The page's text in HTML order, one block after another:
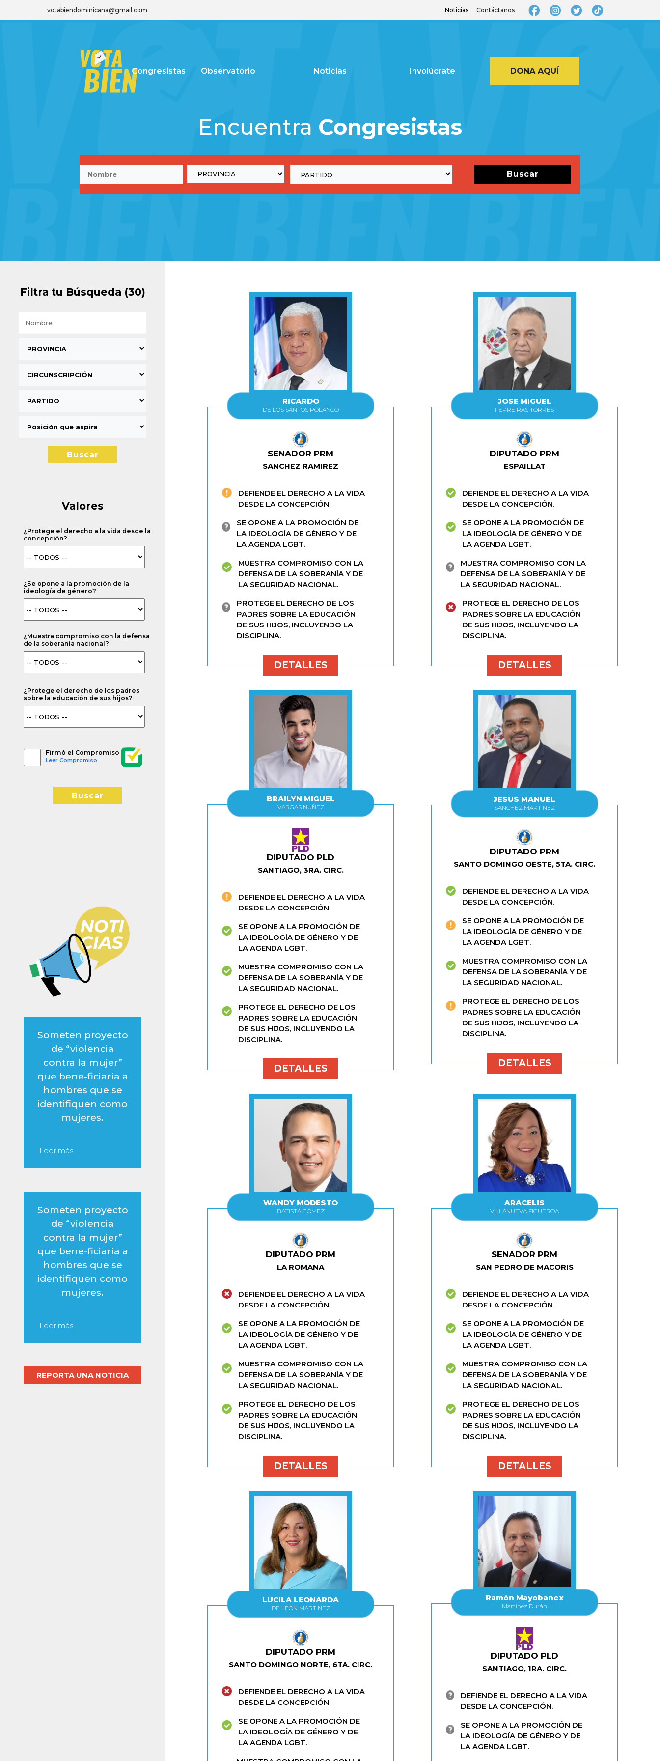
votabiendominicana@gmail.com Noticias Contáctanos
Congresistas Observatorio Noticias Involúcrate DONA AQUÍ
Encuentra Congresistas
Buscar
Filtra tu Búsqueda (30)
Buscar
Valores
¿Protege el derecho a la vida desde la
concepción?
¿Se opone a la promoción de la
ideología de género?
¿Muestra compromiso con la defensa
de la soberanía nacional?
¿Protege el derecho de los padres
sobre la educación de sus hijos?
Firmó el Compromiso
Leer Compromiso
Buscar
Someten proyecto
de “violencia
contra la mujer”
que bene-ficiaría a
hombres que se
identifiquen como
mujeres.
Leer más
Someten proyecto
de “violencia
contra la mujer”
que bene-ficiaría a
hombres que se
identifiquen como
mujeres.
Leer más
REPORTA UNA NOTICIA
RICARDO
DE LOS SANTOS POLANCO
SENADOR PRM
SANCHEZ RAMIREZ
DEFIENDE EL DERECHO A LA VIDA
DESDE LA CONCEPCIÓN.
SE OPONE A LA PROMOCIÓN DE
LA IDEOLOGÍA DE GÉNERO Y DE
LA AGENDA LGBT.
MUESTRA COMPROMISO CON LA
DEFENSA DE LA SOBERANÍA Y DE
LA SEGURIDAD NACIONAL.
PROTEGE EL DERECHO DE LOS
PADRES SOBRE LA EDUCACIÓN
DE SUS HIJOS, INCLUYENDO LA
DISCIPLINA.
DETALLES
JOSE MIGUEL
FERREIRAS TORRES
DIPUTADO PRM
ESPAILLAT
DEFIENDE EL DERECHO A LA VIDA
DESDE LA CONCEPCIÓN.
SE OPONE A LA PROMOCIÓN DE
LA IDEOLOGÍA DE GÉNERO Y DE
LA AGENDA LGBT.
MUESTRA COMPROMISO CON LA
DEFENSA DE LA SOBERANÍA Y DE
LA SEGURIDAD NACIONAL.
PROTEGE EL DERECHO DE LOS
PADRES SOBRE LA EDUCACIÓN
DE SUS HIJOS, INCLUYENDO LA
DISCIPLINA.
DETALLES
BRAILYN MIGUEL
VARGAS NUÑEZ
DIPUTADO PLD
SANTIAGO, 3RA. CIRC.
DEFIENDE EL DERECHO A LA VIDA
DESDE LA CONCEPCIÓN.
SE OPONE A LA PROMOCIÓN DE
LA IDEOLOGÍA DE GÉNERO Y DE
LA AGENDA LGBT.
MUESTRA COMPROMISO CON LA
DEFENSA DE LA SOBERANÍA Y DE
LA SEGURIDAD NACIONAL.
PROTEGE EL DERECHO DE LOS
PADRES SOBRE LA EDUCACIÓN
DE SUS HIJOS, INCLUYENDO LA
DISCIPLINA.
DETALLES
JESUS MANUEL
SANCHEZ MARTINEZ
DIPUTADO PRM
SANTO DOMINGO OESTE, 5TA. CIRC.
DEFIENDE EL DERECHO A LA VIDA
DESDE LA CONCEPCIÓN.
SE OPONE A LA PROMOCIÓN DE
LA IDEOLOGÍA DE GÉNERO Y DE
LA AGENDA LGBT.
MUESTRA COMPROMISO CON LA
DEFENSA DE LA SOBERANÍA Y DE
LA SEGURIDAD NACIONAL.
PROTEGE EL DERECHO DE LOS
PADRES SOBRE LA EDUCACIÓN
DE SUS HIJOS, INCLUYENDO LA
DISCIPLINA.
DETALLES
WANDY MODESTO
BATISTA GOMEZ
DIPUTADO PRM
LA ROMANA
DEFIENDE EL DERECHO A LA VIDA
DESDE LA CONCEPCIÓN.
SE OPONE A LA PROMOCIÓN DE
LA IDEOLOGÍA DE GÉNERO Y DE
LA AGENDA LGBT.
MUESTRA COMPROMISO CON LA
DEFENSA DE LA SOBERANÍA Y DE
LA SEGURIDAD NACIONAL.
PROTEGE EL DERECHO DE LOS
PADRES SOBRE LA EDUCACIÓN
DE SUS HIJOS, INCLUYENDO LA
DISCIPLINA.
DETALLES
ARACELIS
VILLANUEVA FIGUEROA
SENADOR PRM
SAN PEDRO DE MACORIS
DEFIENDE EL DERECHO A LA VIDA
DESDE LA CONCEPCIÓN.
SE OPONE A LA PROMOCIÓN DE
LA IDEOLOGÍA DE GÉNERO Y DE
LA AGENDA LGBT.
MUESTRA COMPROMISO CON LA
DEFENSA DE LA SOBERANÍA Y DE
LA SEGURIDAD NACIONAL.
PROTEGE EL DERECHO DE LOS
PADRES SOBRE LA EDUCACIÓN
DE SUS HIJOS, INCLUYENDO LA
DISCIPLINA.
DETALLES
LUCILA LEONARDA
DE LEON MARTINEZ
DIPUTADO PRM
SANTO DOMINGO NORTE, 6TA. CIRC.
DEFIENDE EL DERECHO A LA VIDA
DESDE LA CONCEPCIÓN.
SE OPONE A LA PROMOCIÓN DE
LA IDEOLOGÍA DE GÉNERO Y DE
LA AGENDA LGBT.
Ramón Mayobanex
Martínez Durán
DIPUTADO PLD
SANTIAGO, 1RA. CIRC.
DEFIENDE EL DERECHO A LA VIDA
DESDE LA CONCEPCIÓN.
SE OPONE A LA PROMOCIÓN DE
LA IDEOLOGÍA DE GÉNERO Y DE
LA AGENDA LGBT.